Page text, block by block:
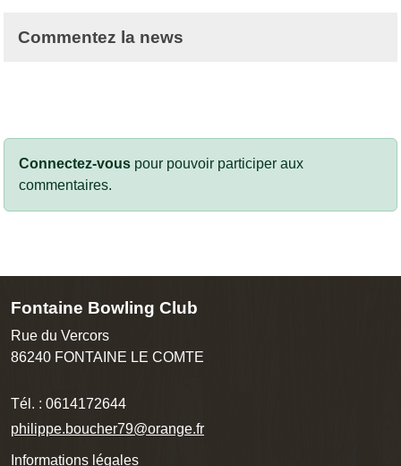
Commentez la news
Connectez-vous pour pouvoir participer aux
commentaires.
Fontaine Bowling Club
Rue du Vercors
86240 FONTAINE LE COMTE
Tél. : 0614172644
philippe.boucher79@orange.fr
Informations légales